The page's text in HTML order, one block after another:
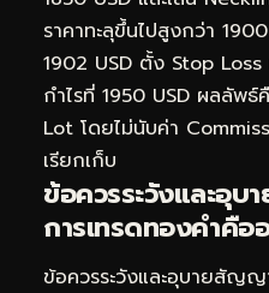
ราคาทะลุขึ้นไปสูงกว่า
1902 USD ตั้ง Stop Loss
กำไรที่ 1950 USD ผลลัพ
Lot โดยไม่นับค่า
เรียกเก็บ
ข้อควรระวังและอุ
การเทรดทองคำคืออ
ข้อควรระวังและอุบายสัญ